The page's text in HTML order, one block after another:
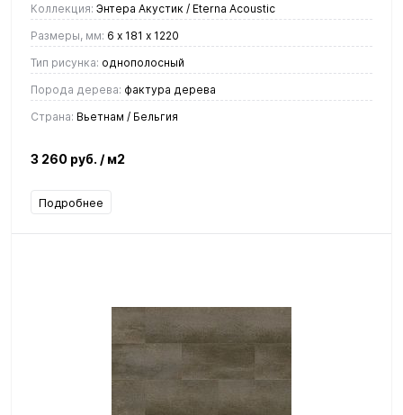
Коллекция: Энтера Акустик / Eterna Acoustic
Размеры, мм: 6 х 181 х 1220
Тип рисунка: однополосный
Порода дерева: фактура дерева
Страна: Вьетнам / Бельгия
3 260 руб. / м2
Подробнее